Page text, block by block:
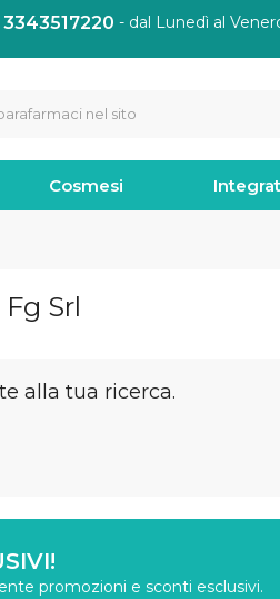
3343517220 - dal Lunedì al
Cosmesi
Srl
alla tua ricerca.
promozioni e sconti esclusivi.